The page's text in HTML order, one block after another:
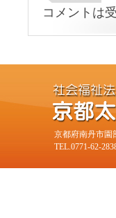
コメントは
京都府南丹市園
TEL.0771-62-